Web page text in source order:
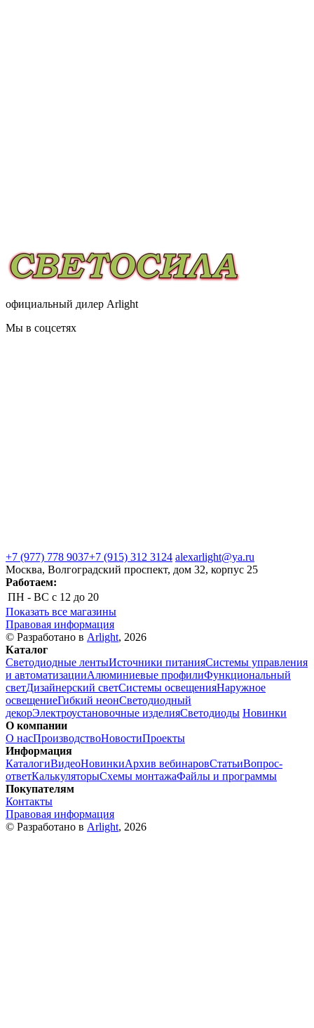
официальный дилер Arlight
Мы в соцсетях
+7 (977) 778 9037+7 (915) 312 3124 alexarlight@ya.ru
Москва, Волгоградский проспект, дом 32, корпус 25
Работаем:
ПН - ВС с 12 до 20
Показать все магазины
Правовая информация
© Разработано в Arlight, 2026
Каталог
Светодиодные лентыИсточники питанияСистемы управления
и автоматизацииАлюминиевые профилиФункциональный
светДизайнерский светСистемы освещенияНаружное
освещениеГибкий неонСветодиодный
декорЭлектроустановочные изделияСветодиоды Новинки
О компании
О насПроизводствоНовостиПроекты
Информация
КаталогиВидеоНовинкиАрхив вебинаровСтатьиВопрос-
ответКалькуляторыСхемы монтажаФайлы и программы
Покупателям
Контакты
Правовая информация
© Разработано в Arlight, 2026